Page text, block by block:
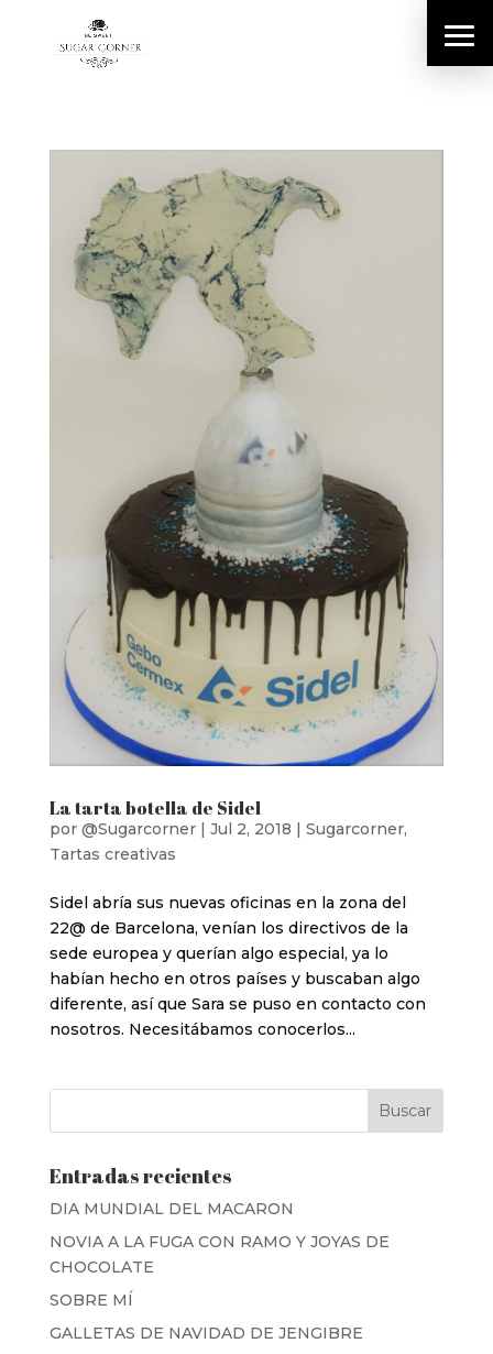
La tarta botella de Sidel
por @Sugarcorner| Jul 2, 2018 | Sugarcorner,
Tartas creativas
Sidel abría sus nuevas oficinas en la zona del
22@ de Barcelona, venían los directivos de la
sede europea y querían algo especial, ya lo
habían hecho en otros países y buscaban algo
diferente, así que Sara se puso en contacto con
nosotros. Necesitábamos conocerlos...
Entradas recientes
DIA MUNDIAL DEL MACARON
NOVIA A LA FUGA CON RAMO Y JOYAS DE
CHOCOLATE
SOBRE MÍ
GALLETAS DE NAVIDAD DE JENGIBRE